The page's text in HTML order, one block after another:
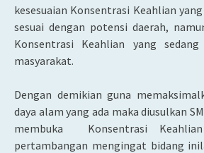
kesesuaian Konsentrasi Keahlian
sesuai dengan potensi daerah,
Konsentrasi Keahlian yang
masyarakat.
Dengan demikian guna
daya alam yang ada maka diusulkan
membuka Konsentrasi
pertambangan mengingat bidang